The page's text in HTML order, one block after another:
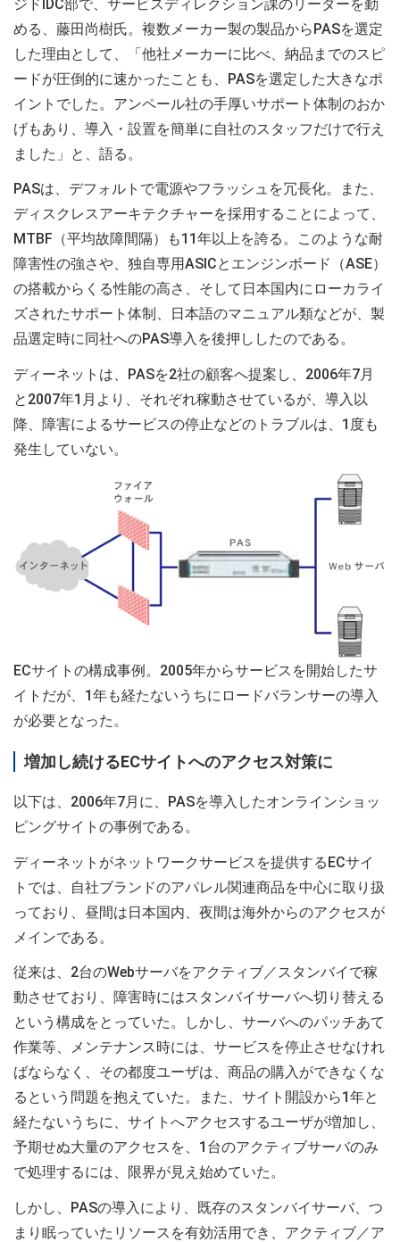
ジドIDC部で、サービスディレクション課のリーダーを勤
める、藤田尚樹氏。複数メーカー製の製品からPASを選定
した理由として、「他社メーカーに比べ、納品までのスピ
ードが圧倒的に速かったことも、PASを選定した大きなポ
イントでした。アンペール社の手厚いサポート体制のおか
げもあり、導入・設置を簡単に自社のスタッフだけで行え
ました」と、語る。
PASは、デフォルトで電源やフラッシュを冗長化。また、
ディスクレスアーキテクチャーを採用することによって、
MTBF（平均故障間隔）も11年以上を誇る。このような耐
障害性の強さや、独自専用ASICとエンジンボード（ASE）
の搭載からくる性能の高さ、そして日本国内にローカライ
ズされたサポート体制、日本語のマニュアル類などが、製
品選定時に同社へのPAS導入を後押ししたのである。
ディーネットは、PASを2社の顧客へ提案し、2006年7月
と2007年1月より、それぞれ稼動させているが、導入以
降、障害によるサービスの停止などのトラブルは、1度も
発生していない。
ECサイトの構成事例。2005年からサービスを開始したサ
イトだが、1年も経たないうちにロードバランサーの導入
が必要となった。
増加し続けるECサイトへのアクセス対策に
以下は、2006年7月に、PASを導入したオンラインショッ
ピングサイトの事例である。
ディーネットがネットワークサービスを提供するECサイ
トでは、自社ブランドのアパレル関連商品を中心に取り扱
っており、昼間は日本国内、夜間は海外からのアクセスが
メインである。
従来は、2台のWebサーバをアクティブ／スタンバイで稼
動させており、障害時にはスタンバイサーバへ切り替える
という構成をとっていた。しかし、サーバへのパッチあて
作業等、メンテナンス時には、サービスを停止させなけれ
ばならなく、その都度ユーザは、商品の購入ができなくな
るという問題を抱えていた。また、サイト開設から1年と
経たないうちに、サイトへアクセスするユーザが増加し、
予期せぬ大量のアクセスを、1台のアクティブサーバのみ
で処理するには、限界が見え始めていた。
しかし、PASの導入により、既存のスタンバイサーバ、つ
まり眠っていたリソースを有効活用でき、アクティブ／ア